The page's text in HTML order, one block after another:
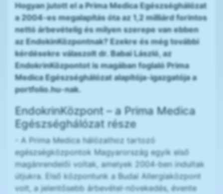
Hogyan jutott el a Prima Medica Egészséghálózat
a 2004-es megalapítás óta az 1,2 milliárd forintos
nettó árbevételig és milyen szerepe van ebben
az EndokinKözpontnak? Ezekre és még további
kérdésekre válaszolt dr. Babai László, az
EndokrinKözpontot is magában foglaló Prima
Medica Egészséghálózat alapítója-igazgatója a
portfolio.hu-nak.
EndokrinKözpont – a Prima Medica
Egészséghálózat része
- A Prima Medica hálózathoz tartozó
egészségközpontok Magyarország egyik első
magánrendelői voltak, amelyek 2004-ben indultak
útjukra. Első központunk a Budai Allergiaközpont
volt, a jelentősebb árbevétel-növekedés, évente